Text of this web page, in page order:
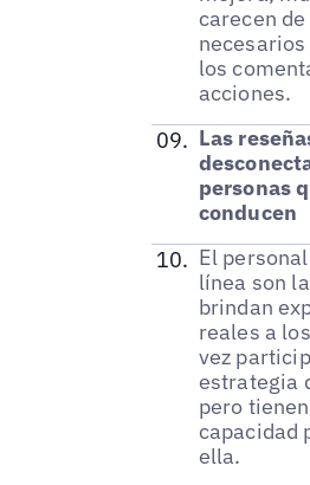
carecen
los
acciones.
Las
personas
conducen
El
línea son
brindan
reales a
vez
estrategia
pero
capacidad
ella.